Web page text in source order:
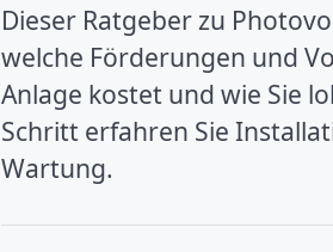
Dieser Ratgeber zu
welche Förderungen und
Anlage kostet und wie Sie
Schritt erfahren Sie
Wartung.